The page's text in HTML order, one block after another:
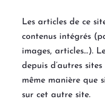
Les articles de ce
contenus intégrés
images, articles…).
depuis d’autres
même manière que
sur cet autre site.